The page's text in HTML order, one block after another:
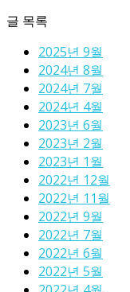
글 목록
2025년 9월
2024년 8월
2024년 7월
2024년 4월
2023년 6월
2023년 2월
2023년 1월
2022년 12월
2022년 11월
2022년 9월
2022년 7월
2022년 6월
2022년 5월